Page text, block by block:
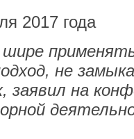
2017 года
не
заявил на